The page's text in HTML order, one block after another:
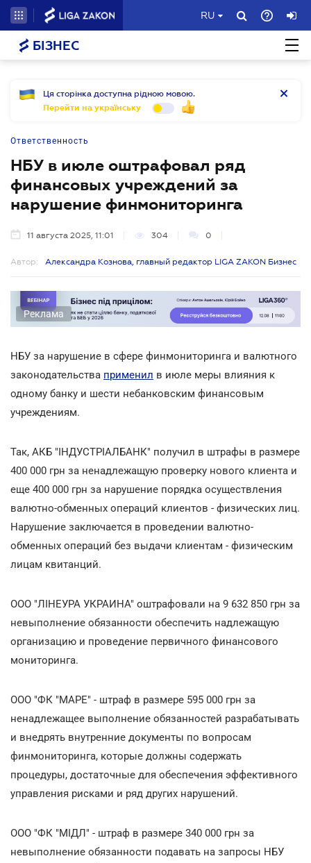
RU
БІЗНЕС
Ця сторінка доступна рідною мовою.
Перейти на українську
Ответственность
НБУ в июле оштрафовал ряд
финансовых учреждений за
нарушение финмониторинга
11 августа 2025, 11:01 304 0
Автор: Александра Кознова, главный редактор LIGA ZAKON Бизнес
Реклама
НБУ за нарушение в сфере финмониторинга и валютного
законодательства применил в июле меры влияния к
одному банку и шести небанковским финансовым
учреждениям.
Так, АКБ "ІНДУСТРІАЛБАНК" получил в штрафы в размере
400 000 грн за ненадлежащую проверку нового клиента и
еще 400 000 грн за нарушение порядка осуществления
валютно-обменных операций клиентов - физических лиц.
Нарушение заключается в проведении валютно-
обменных операций без выдачи клиентам - физическим
лицам квитанций.
ООО "ЛІНЕУРА УКРАИНА" оштрафовали на 9 632 850 грн за
невыполнение обязанности обеспечить надлежащую
организацию и проведение первичного финансового
мониторинга.
ООО "ФК "МАРЕ" - штраф в размере 595 000 грн за
ненадлежащее выполнение обязанностей разрабатывать
и внедрять внутренние документы по вопросам
финмониторинга, которые должны содержать
процедуры, достаточные для обеспечения эффективного
управления рисками и ряд других нарушений.
ООО "ФК "МІДЛ" - штраф в размере 340 000 грн за
невыполнение обязанности подавать на запросы НБУ